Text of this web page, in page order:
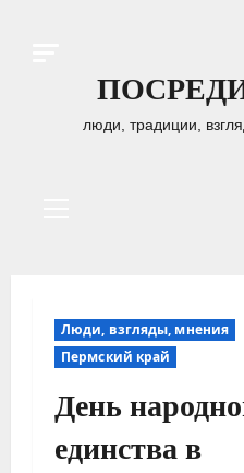
люди, традиции,
Люди, взгляды, мнения
Пермский край
День
единства в